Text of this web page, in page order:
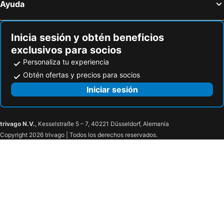
Tierra Activa Alojamiento Eco Rural finca orgánica y agroturística
Casa Hotel Flor De Cerezo
Ayuda
Inicia sesión y obtén beneficios
exclusivos para socios
Personaliza tu experiencia
Obtén ofertas y precios para socios
Iniciar sesión
trivago N.V., Kesselstraße 5 – 7, 40221 Düsseldorf, Alemania
Copyright 2026 trivago | Todos los derechos reservados.